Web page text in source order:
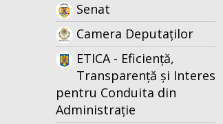
Senat
Camera Deputaților
ETICA - Eficiență,
Transparență și Interes
pentru Conduita din
Administrație